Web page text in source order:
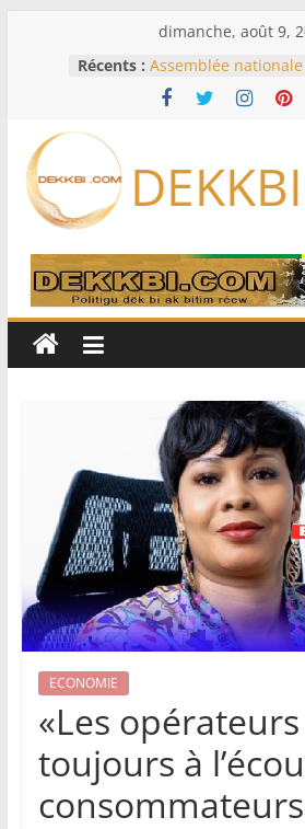
dimanche, août 9,
Récents : Assemblée
extraordinaire: Six
d’enquête à l’ordre
Bénin: Patrice Talon
du Sénat, moins de
Pakistan et la
accord de défense
RD Congo:
exportations de
production
ECONOMIE
«Les
toujours à